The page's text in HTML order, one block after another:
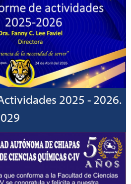
2025 - 2026.